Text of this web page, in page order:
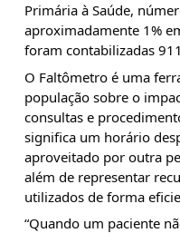
Primária à Saúde,
aproximadamente 1%
foram contabilizadas
O Faltômetro é uma
população sobre o
consultas e
significa um horário
aproveitado por outra
além de representar
utilizados de forma
“Quando um paciente